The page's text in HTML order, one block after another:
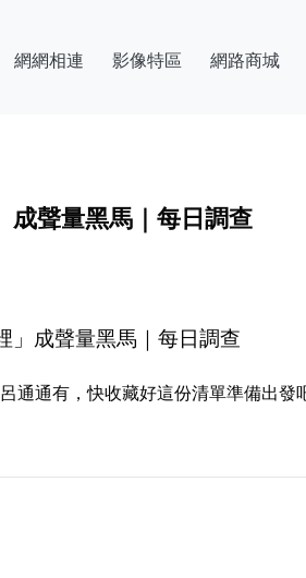
網網相連 影像特區 網路商城
成聲量黑馬｜每日調查
」成聲量黑馬｜每日調查
通通有，快收藏好這份清單準備出發